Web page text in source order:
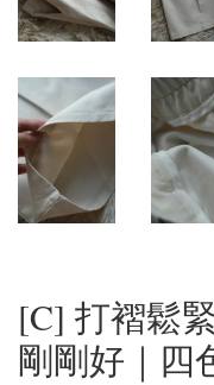
[C] 打褶鬆
剛剛好｜四